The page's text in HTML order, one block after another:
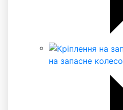
на запасне колесо